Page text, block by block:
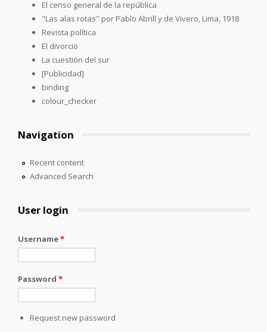
El censo general de la república
"Las alas rotas" por Pablo Abrill y de Vivero, Lima, 1918
Revista política
El divorcio
La cuestión del sur
[Publicidad]
binding
colour_checker
Navigation
Recent content
Advanced Search
User login
Username*
Password *
Request new password